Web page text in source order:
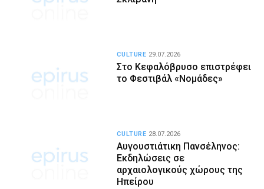
Στο Κεφαλόβρυσο επιστρέφει
το Φεστιβάλ «Νομάδες»
CULTURE 29.07.2026
Αυγουστιάτικη Πανσέληνος:
Εκδηλώσεις σε
αρχαιολογικούς χώρους της
Ηπείρου
CULTURE 28.07.2026